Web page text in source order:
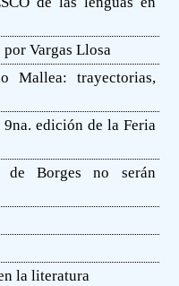
Vargas Llosa
Mallea: trayectorias,
9na. edición de la Feria
Borges no serán
la literatura